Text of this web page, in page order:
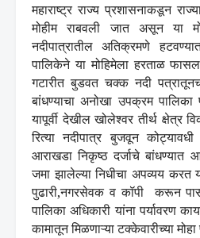
महाराष्ट्र राज्य प्रशासनाकडून
मोहीम राबवली जात असून या
नदीपात्रातील अतिक्रमणे
पालिकेने या मोहिमेला हरताळ
गटारीत बुडवत चक्क नदी
बांधण्याचा अनोखा उपक्रम
यापूर्वी देखील खोलेश्वर तीर्थ क्षेत्र
रित्या नदीपात्र बुजवून
आराखडा निकृष्ठ दर्जाचे बांधण्यात
जमा झालेल्या निधीचा अपव्यय करत
पुढारी,नगरसेवक व कॉपी करून
पालिका अधिकारी यांना पर्यावरण
कामातून मिळणाऱ्या टक्केवारीच्या